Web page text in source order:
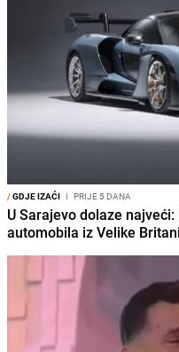
/GDJE IZAĆI I PRIJE 5 DANA
U Sarajevo dolaze
automobila iz Velike